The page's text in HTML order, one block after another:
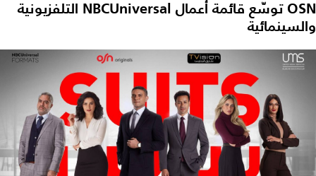
OSN توسّع قائمة أعمال NBCUniversal التلفزيونية
والسينمائية